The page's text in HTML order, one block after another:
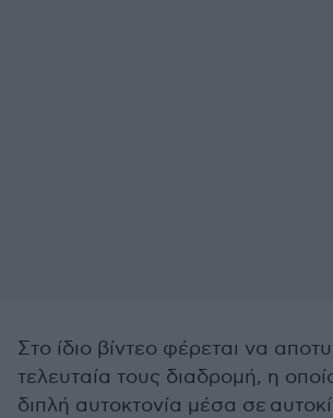
Στο ίδιο βίντεο φέρεται να
τελευταία τους διαδρομή, η
διπλή αυτοκτονία μέσα σε